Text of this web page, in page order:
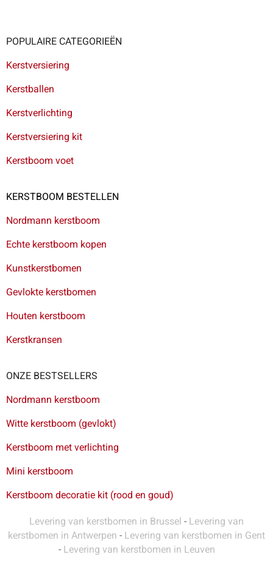
POPULAIRE CATEGORIEËN
Kerstversiering
Kerstballen
Kerstverlichting
Kerstversiering kit
Kerstboom voet
KERSTBOOM BESTELLEN
Nordmann kerstboom
Echte kerstboom kopen
Kunstkerstbomen
Gevlokte kerstbomen
Houten kerstboom
Kerstkransen
ONZE BESTSELLERS
Nordmann kerstboom
Witte kerstboom (gevlokt)
Kerstboom met verlichting
Mini kerstboom
Kerstboom decoratie kit (rood en goud)
Levering van kerstbomen in Brussel - Levering van
kerstbomen in Antwerpen - Levering van kerstbomen in Gent
- Levering van kerstbomen in Leuven